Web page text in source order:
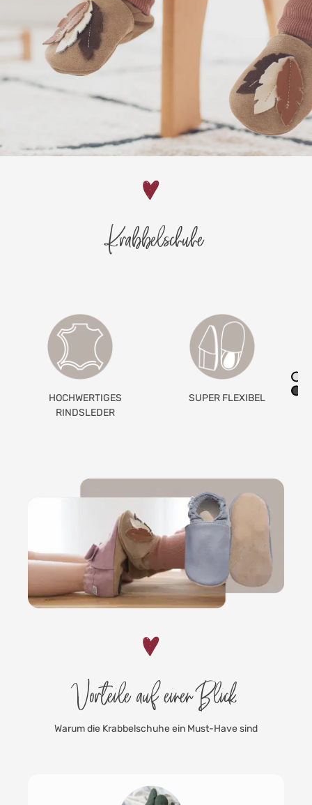
Krabbelschuhe
SUPER FLEXIBEL
GETEILTES
Vorteile auf einen Blick
Warum die Krabbelschuhe ein Must-Have sind